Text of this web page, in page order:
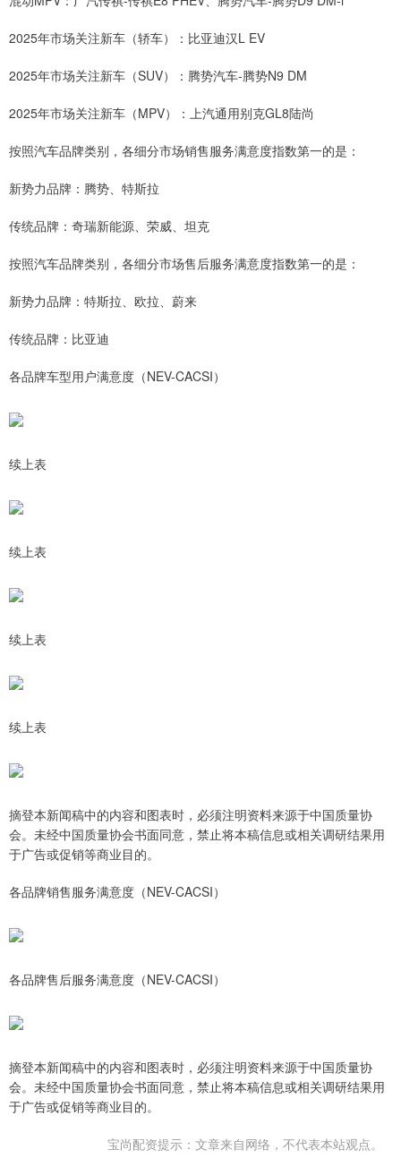
2025年市场关注新车（轿车）：比亚迪汉L EV
2025年市场关注新车（SUV）：腾势汽车-腾势N9 DM
2025年市场关注新车（MPV）：上汽通用别克GL8陆尚
按照汽车品牌类别，各细分市场销售服务满意度指数第一的是：
新势力品牌：腾势、特斯拉
传统品牌：奇瑞新能源、荣威、坦克
按照汽车品牌类别，各细分市场售后服务满意度指数第一的是：
新势力品牌：特斯拉、欧拉、蔚来
传统品牌：比亚迪
各品牌车型用户满意度（NEV-CACSI）
续上表
续上表
续上表
续上表
摘登本新闻稿中的内容和图表时，必须注明资料来源于中国质量协
会。未经中国质量协会书面同意，禁止将本稿信息或相关调研结果用
于广告或促销等商业目的。
各品牌销售服务满意度（NEV-CACSI）
各品牌售后服务满意度（NEV-CACSI）
摘登本新闻稿中的内容和图表时，必须注明资料来源于中国质量协
会。未经中国质量协会书面同意，禁止将本稿信息或相关调研结果用
于广告或促销等商业目的。
宝尚配资提示：文章来自网络，不代表本站观点。